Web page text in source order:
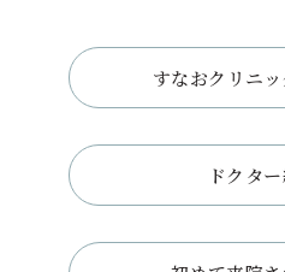
すなおクリニ
ドクタ